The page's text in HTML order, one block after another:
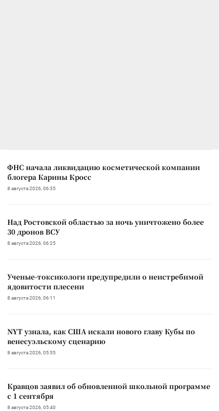
ФНС начала ликвидацию косметической компании
блогера Карины Кросс
8 августа 2026, 06:35
Над Ростовской областью за ночь уничтожено более
30 дронов ВСУ
8 августа 2026, 06:25
Ученые-токсикологи предупредили о неистребимой
ядовитости плесени
8 августа 2026, 06:11
NYT узнала, как США искали нового главу Кубы по
венесуэльскому сценарию
8 августа 2026, 05:55
Кравцов заявил об обновленной школьной программе
с 1 сентября
8 августа 2026, 05:40